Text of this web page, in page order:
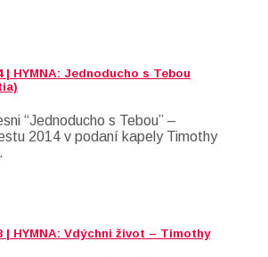
| HYMNA: Jednoducho s Tebou
“Jednoducho s Tebou” –
2014 v podaní kapely Timothy
| HYMNA: Vdýchni život – Timothy